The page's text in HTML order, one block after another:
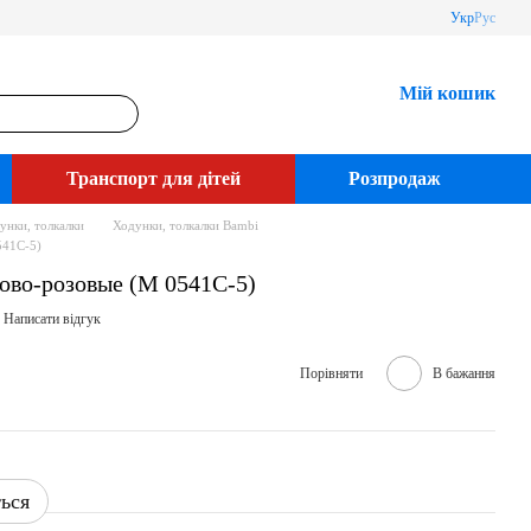
УкрРус
Мій кошик
Транспорт для дітей Розпродаж
толкалки
Ходунки, толкалки Bambi
5)
розовые (M 0541C-5)
Написати відгук
Порівняти В бажання